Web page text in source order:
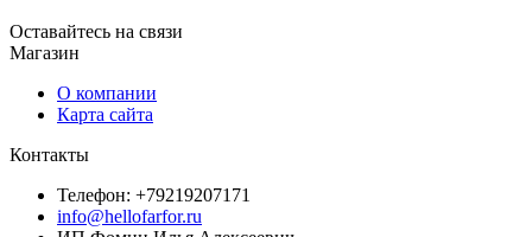
Оставайтесь на связи
Магазин
О компании
Карта сайта
Контакты
Телефон: +79219207171
info@hellofarfor.ru